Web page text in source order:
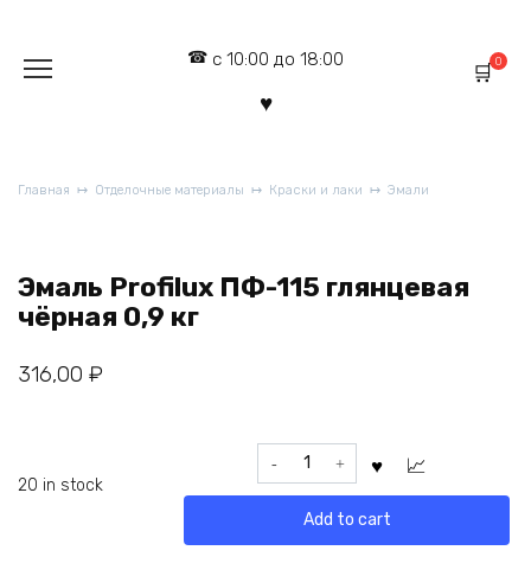
содержанию
с 10:00 до 18:00 0
Главная Отделочные материалы Краски и лаки Эмали
Эмаль Profilux ПФ-115 глянцевая
чёрная 0,9 кг
316,00 ₽
20 in stock
Profilux
глянцеваяAdd to cart